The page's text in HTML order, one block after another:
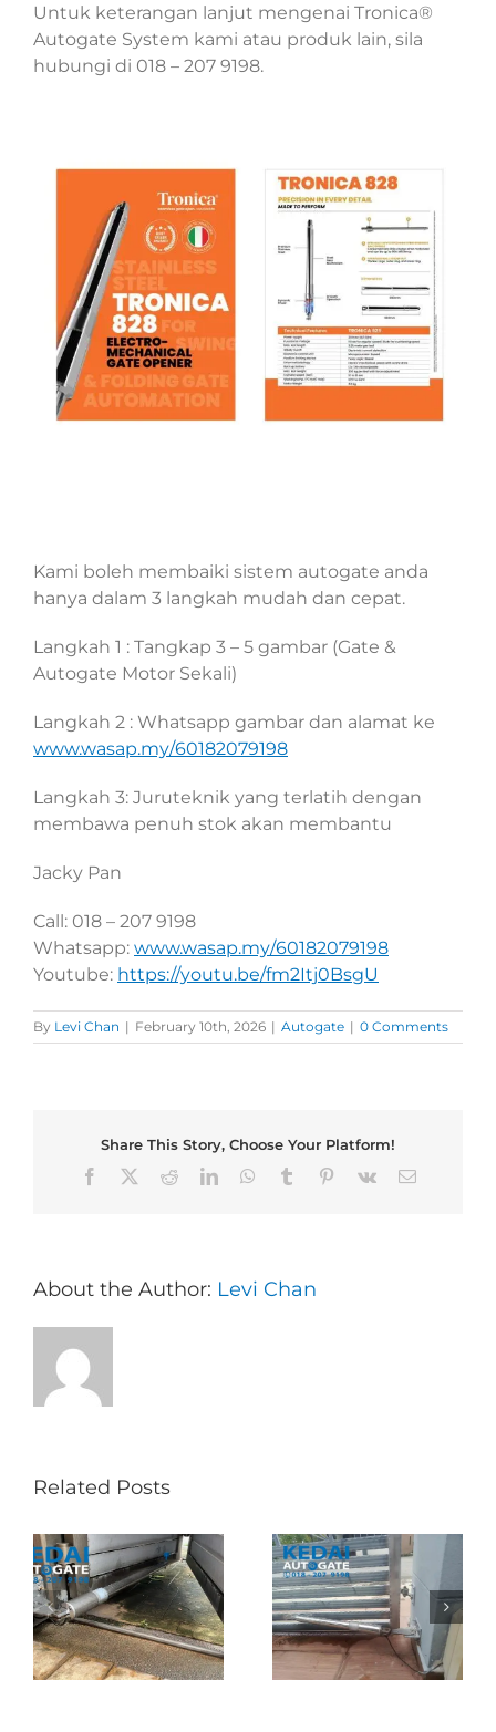
Untuk keterangan lanjut mengenai Tronica®
Autogate System kami atau produk lain, sila
hubungi di 018 – 207 9198.
Kami boleh membaiki sistem autogate anda
hanya dalam 3 langkah mudah dan cepat.
Langkah 1 : Tangkap 3 – 5 gambar (Gate &
Autogate Motor Sekali)
Langkah 2 : Whatsapp gambar dan alamat ke
www.wasap.my/60182079198
Langkah 3: Juruteknik yang terlatih dengan
membawa penuh stok akan membantu
Jacky Pan
Call: 018 – 207 9198
Whatsapp: www.wasap.my/60182079198
Youtube: https://youtu.be/fm2Itj0BsgU
By Levi Chan | February 10th, 2026 | Autogate | 0 Comments
Share This Story, Choose Your Platform!
Facebook
RedditLinkedInWhatsApp
Tumblr Pinterest
Vk Email
About the Author: Levi Chan
Related Posts
Autogate USJ –
Tukar 1 Unit OAE
333A Arm
Autogate
Folding Auto Gate
Repair in Puncak
Jalil – Auto Gate
Roller & Arm
Replacement